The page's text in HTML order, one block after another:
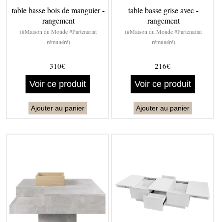
table basse bois de manguier -
rangement
(#Maison du Monde #Partenariat
rémunéré)
310€
Voir ce produit
Ajouter au panier
table basse grise avec -
rangement
(#Maison du Monde #Partenariat
rémunéré)
216€
Voir ce produit
Ajouter au panier